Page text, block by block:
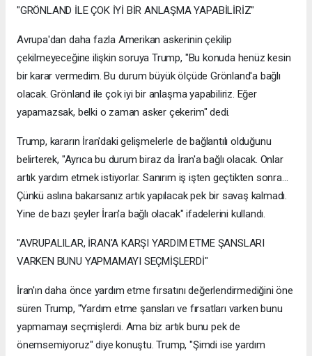
"GRÖNLAND İLE ÇOK İYİ BİR ANLAŞMA YAPABİLİRİZ"
Avrupa'dan daha fazla Amerikan askerinin çekilip
çekilmeyeceğine ilişkin soruya Trump, "Bu konuda henüz kesin
bir karar vermedim. Bu durum büyük ölçüde Grönland'a bağlı
olacak. Grönland ile çok iyi bir anlaşma yapabiliriz. Eğer
yapamazsak, belki o zaman asker çekerim" dedi.
Trump, kararın İran'daki gelişmelerle de bağlantılı olduğunu
belirterek, "Ayrıca bu durum biraz da İran'a bağlı olacak. Onlar
artık yardım etmek istiyorlar. Sanırım iş işten geçtikten sonra...
Çünkü aslına bakarsanız artık yapılacak pek bir savaş kalmadı.
Yine de bazı şeyler İran'a bağlı olacak" ifadelerini kullandı.
"AVRUPALILAR, İRAN'A KARŞI YARDIM ETME ŞANSLARI
VARKEN BUNU YAPMAMAYI SEÇMİŞLERDİ"
İran'ın daha önce yardım etme fırsatını değerlendirmediğini öne
süren Trump, "Yardım etme şansları ve fırsatları varken bunu
yapmamayı seçmişlerdi. Ama biz artık bunu pek de
önemsemiyoruz" diye konuştu. Trump, "Şimdi ise yardım